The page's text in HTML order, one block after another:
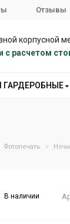
Отзывы
корпусной
с расчетом
Фотопечать
В наличии